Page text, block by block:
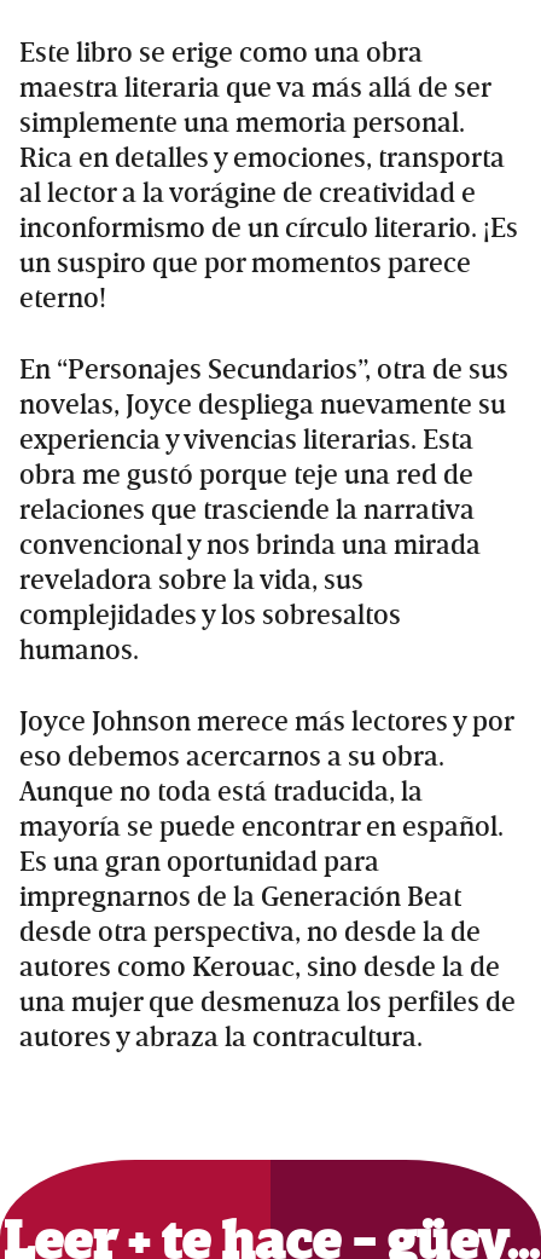
Este libro se erige como una obra
maestra literaria que va más allá de ser
simplemente una memoria personal.
Rica en detalles y emociones, transporta
al lector a la vorágine de creatividad e
inconformismo de un círculo literario. ¡Es
un suspiro que por momentos parece
eterno!
En “Personajes Secundarios”, otra de sus
novelas, Joyce despliega nuevamente su
experiencia y vivencias literarias. Esta
obra me gustó porque teje una red de
relaciones que trasciende la narrativa
convencional y nos brinda una mirada
reveladora sobre la vida, sus
complejidades y los sobresaltos
humanos.
Joyce Johnson merece más lectores y por
eso debemos acercarnos a su obra.
Aunque no toda está traducida, la
mayoría se puede encontrar en español.
Es una gran oportunidad para
impregnarnos de la Generación Beat
desde otra perspectiva, no desde la de
autores como Kerouac, sino desde la de
una mujer que desmenuza los perfiles de
autores y abraza la contracultura.
Primary
Sidebar
Leer + te hace - güey…